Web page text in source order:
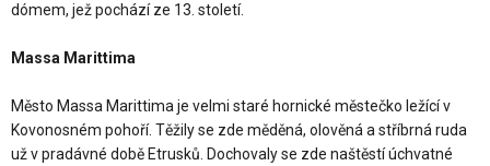
dómem, jež pochází ze 13. století.
Massa Marittima
Město Massa Marittima je velmi staré hornické městečko ležící v
Kovonosném pohoří. Těžily se zde měděná, olověná a stříbrná ruda
už v pradávné době Etrusků. Dochovaly se zde naštěstí úchvatné